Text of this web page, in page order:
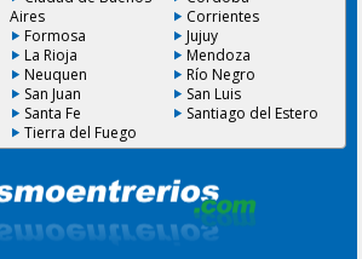
Aires
Corrientes
Formosa
Jujuy
La Rioja
Mendoza
Neuquen
Río Negro
San Juan
San Luis
Santa Fe
Santiago del Estero
Tierra del Fuego